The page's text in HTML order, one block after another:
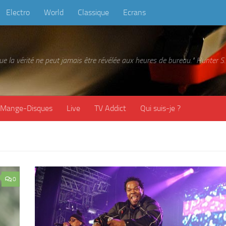
Electro World Classique Ecrans
la vérité ne peut jamais être révélée aux heures de bureau." Hunter
Mange-Disques Live TV Addict Qui suis-je ?
0